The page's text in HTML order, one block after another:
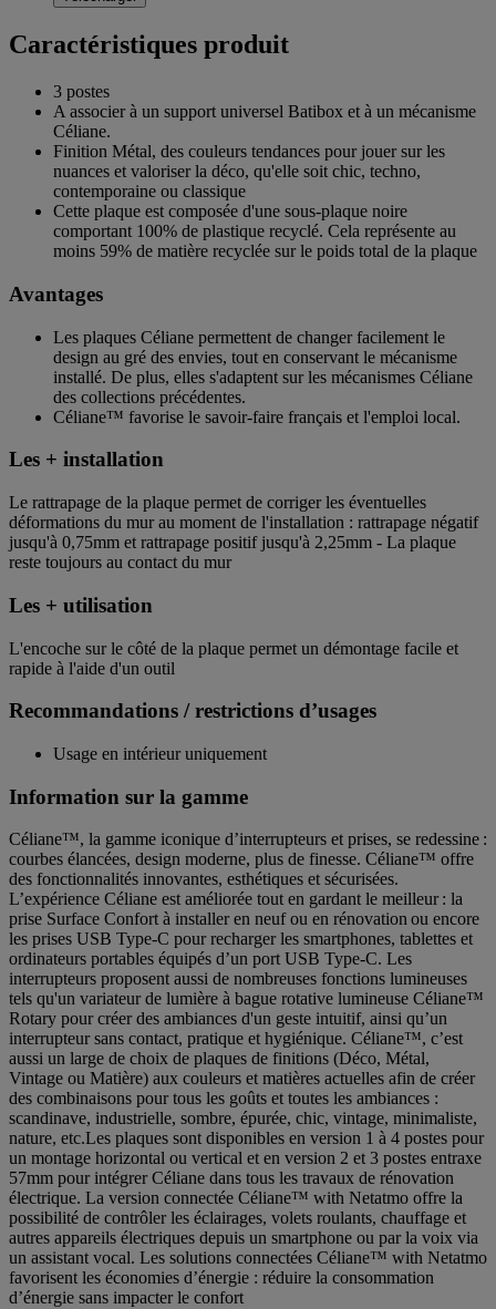
Caractéristiques produit
3 postes
A associer à un support universel Batibox et à un mécanisme
Céliane.
Finition Métal, des couleurs tendances pour jouer sur les
nuances et valoriser la déco, qu'elle soit chic, techno,
contemporaine ou classique
Cette plaque est composée d'une sous-plaque noire
comportant 100% de plastique recyclé. Cela représente au
moins 59% de matière recyclée sur le poids total de la plaque
Avantages
Les plaques Céliane permettent de changer facilement le
design au gré des envies, tout en conservant le mécanisme
installé. De plus, elles s'adaptent sur les mécanismes Céliane
des collections précédentes.
Céliane™ favorise le savoir-faire français et l'emploi local.
Les + installation
Le rattrapage de la plaque permet de corriger les éventuelles
déformations du mur au moment de l'installation : rattrapage négatif
jusqu'à 0,75mm et rattrapage positif jusqu'à 2,25mm - La plaque
reste toujours au contact du mur
Les + utilisation
L'encoche sur le côté de la plaque permet un démontage facile et
rapide à l'aide d'un outil
Recommandations / restrictions d’usages
Usage en intérieur uniquement
Information sur la gamme
Céliane™, la gamme iconique d’interrupteurs et prises, se redessine :
courbes élancées, design moderne, plus de finesse. Céliane™ offre
des fonctionnalités innovantes, esthétiques et sécurisées.
L’expérience Céliane est améliorée tout en gardant le meilleur : la
prise Surface Confort à installer en neuf ou en rénovation ou encore
les prises USB Type-C pour recharger les smartphones, tablettes et
ordinateurs portables équipés d’un port USB Type-C. Les
interrupteurs proposent aussi de nombreuses fonctions lumineuses
tels qu'un variateur de lumière à bague rotative lumineuse Céliane™
Rotary pour créer des ambiances d'un geste intuitif, ainsi qu’un
interrupteur sans contact, pratique et hygiénique. Céliane™, c’est
aussi un large de choix de plaques de finitions (Déco, Métal,
Vintage ou Matière) aux couleurs et matières actuelles afin de créer
des combinaisons pour tous les goûts et toutes les ambiances :
scandinave, industrielle, sombre, épurée, chic, vintage, minimaliste,
nature, etc.Les plaques sont disponibles en version 1 à 4 postes pour
un montage horizontal ou vertical et en version 2 et 3 postes entraxe
57mm pour intégrer Céliane dans tous les travaux de rénovation
électrique. La version connectée Céliane™ with Netatmo offre la
possibilité de contrôler les éclairages, volets roulants, chauffage et
autres appareils électriques depuis un smartphone ou par la voix via
un assistant vocal. Les solutions connectées Céliane™ with Netatmo
favorisent les économies d’énergie : réduire la consommation
d’énergie sans impacter le confort